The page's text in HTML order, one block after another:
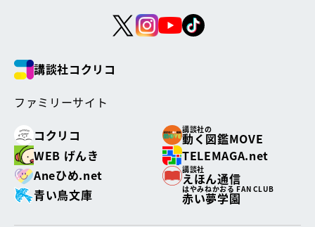
講談社コクリコ
ファミリーサイト
コクリコ
講談社の
動く図鑑MOVE
WEB げんき
TELEMAGA.net
Aneひめ.net
講談社
えほん通信
青い鳥文庫
はやみねかおる FAN CLUB
赤い夢学園